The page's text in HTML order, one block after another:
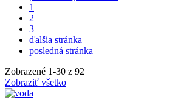
1
2
3
ďalšia stránka
posledná stránka
Zobrazené 1-30 z 92
Zobraziť všetko